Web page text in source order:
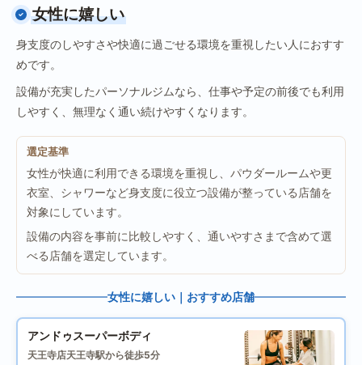
女性に嬉しい
身支度のしやすさや快適に過ごせる環境を重視したい人におすす
めです。
設備が充実したパーソナルジムなら、仕事や予定の前後でも利用
しやすく、無理なく通い続けやすくなります。
選定基準
女性が快適に利用できる環境を重視し、パウダールームや更
衣室、シャワーなど身支度に役立つ設備が整っている店舗を
対象にしています。
設備の内容を事前に比較しやすく、通いやすさまで含めて選
べる店舗を選定しています。
女性に嬉しい｜おすすめ店舗
アンドゥスーパーボディ
天王寺店天王寺駅から徒歩5分